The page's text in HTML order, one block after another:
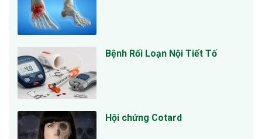
Bệnh Rối Loạn Nội Tiết Tố
Hội chứng Cotard